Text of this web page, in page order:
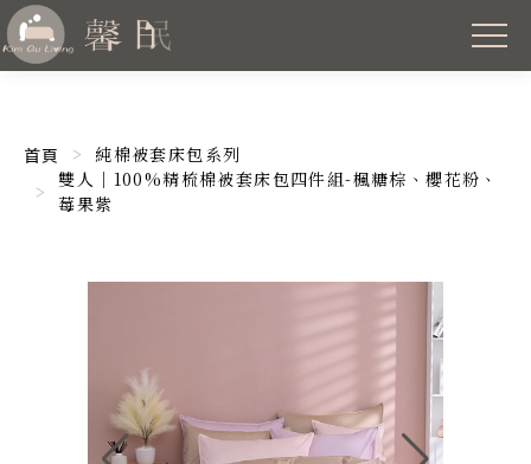
首頁
純棉被套床包系列
雙人｜100%精梳棉被套床包四件組-楓糖棕、櫻花粉、
莓果紫